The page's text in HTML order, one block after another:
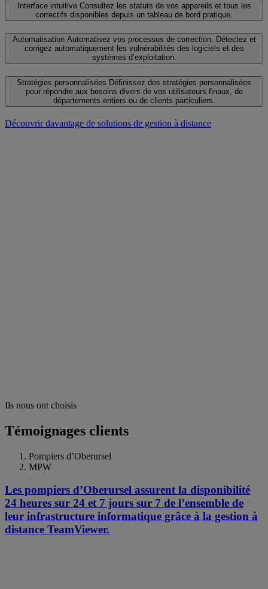
Interface intuitive Consultez les statuts de vos appareils et tous les
correctifs disponibles depuis un tableau de bord pratique.
Automatisation Automatisez vos processus de correction. Détectez et
corrigez automatiquement les vulnérabilités des logiciels et des
systèmes d’exploitation.
Stratégies personnalisées Définissez des stratégies personnalisées
pour répondre aux besoins divers de vos utilisateurs finaux, de
départements entiers ou de clients particuliers.
Découvrir davantage de solutions de gestion à distance
Ils nous ont choisis
Témoignages clients
Pompiers d’Oberursel
MPW
Les pompiers d’Oberursel assurent la disponibilité
24 heures sur 24 et 7 jours sur 7 de l’ensemble de
leur infrastructure informatique grâce à la gestion à
distance TeamViewer.